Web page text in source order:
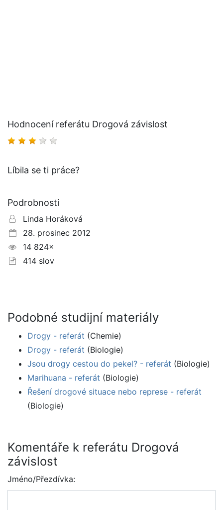
Hodnocení referátu Drogová závislost
Líbila se ti práce?
Podrobnosti
Linda Horáková
28. prosinec 2012
14 824×
414 slov
Podobné studijní materiály
Drogy - referát (Chemie)
Drogy - referát (Biologie)
Jsou drogy cestou do pekel? - referát (Biologie)
Marihuana - referát (Biologie)
Řešení drogové situace nebo represe - referát
(Biologie)
Komentáře k referátu Drogová
závislost
Jméno/Přezdívka: